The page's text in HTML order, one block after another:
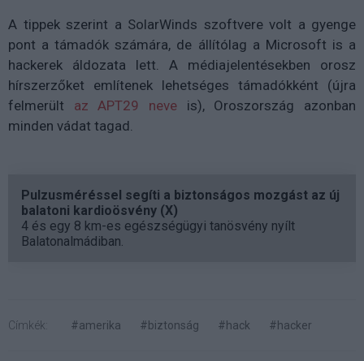
A tippek szerint a SolarWinds szoftvere volt a gyenge
pont a támadók számára, de állítólag a Microsoft is a
hackerek áldozata lett. A médiajelentésekben orosz
hírszerzőket említenek lehetséges támadókként (újra
felmerült az APT29 neve is), Oroszország azonban
minden vádat tagad.
Pulzusméréssel segíti a biztonságos mozgást az új
balatoni kardioösvény (X)
4 és egy 8 km-es egészségügyi tanösvény nyílt
Balatonalmádiban.
Címkék: #amerika #biztonság #hack #hacker